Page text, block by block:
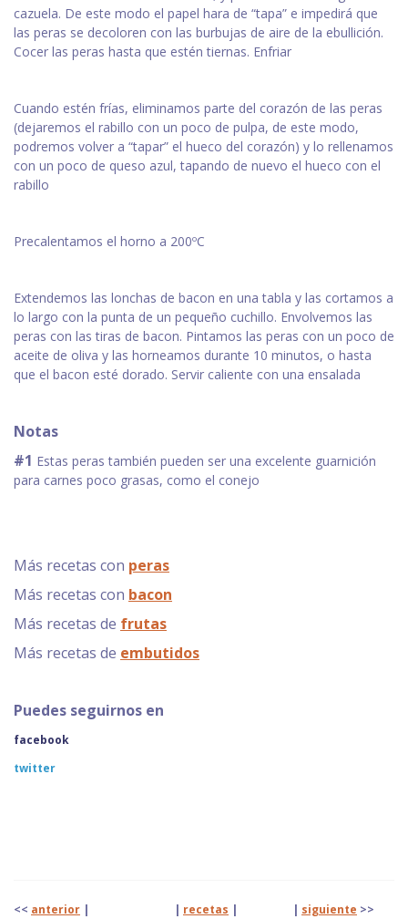
cazuela. De este modo el papel hara de “tapa” e impedirá que
las peras se decoloren con las burbujas de aire de la ebullición.
Cocer las peras hasta que estén tiernas. Enfriar
Cuando estén frías, eliminamos parte del corazón de las peras
(dejaremos el rabillo con un poco de pulpa, de este modo,
podremos volver a “tapar” el hueco del corazón) y lo rellenamos
con un poco de queso azul, tapando de nuevo el hueco con el
rabillo
Precalentamos el horno a 200ºC
Extendemos las lonchas de bacon en una tabla y las cortamos a
lo largo con la punta de un pequeño cuchillo. Envolvemos las
peras con las tiras de bacon. Pintamos las peras con un poco de
aceite de oliva y las horneamos durante 10 minutos, o hasta
que el bacon esté dorado. Servir caliente con una ensalada
Notas
#1 Estas peras también pueden ser una excelente guarnición
para carnes poco grasas, como el conejo
Más recetas con peras
Más recetas con bacon
Más recetas de frutas
Más recetas de embutidos
Puedes seguirnos en
facebook
twitter
<< anterior | | recetas | | siguiente >>